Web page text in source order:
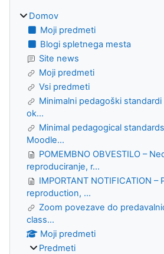
Domov
Moji predmeti
Blogi spletnega mesta
Site news
Moji predmeti
Vsi predmeti
Minimalni pedagoški
ok...
Minimal pedagogical
Moodle...
POMEMBNO OBVESTILO –
reproduciranje, r...
IMPORTANT NOTIFICATION –
reproduction, ...
Zoom povezave do
class...
Moji predmeti
Predmeti